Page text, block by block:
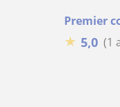
Premier
★ 5,0 (1